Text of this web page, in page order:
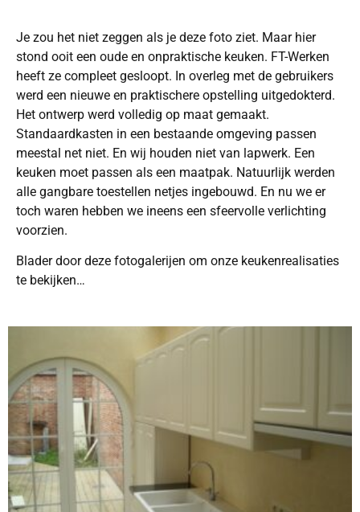
Je zou het niet zeggen als je deze foto ziet. Maar hier
stond ooit een oude en onpraktische keuken. FT-Werken
heeft ze compleet gesloopt. In overleg met de gebruikers
werd een nieuwe en praktischere opstelling uitgedokterd.
Het ontwerp werd volledig op maat gemaakt.
Standaardkasten in een bestaande omgeving passen
meestal net niet. En wij houden niet van lapwerk. Een
keuken moet passen als een maatpak. Natuurlijk werden
alle gangbare toestellen netjes ingebouwd. En nu we er
toch waren hebben we ineens een sfeervolle verlichting
voorzien.
Blader door deze fotogalerijen om onze keukenrealisaties
te bekijken…